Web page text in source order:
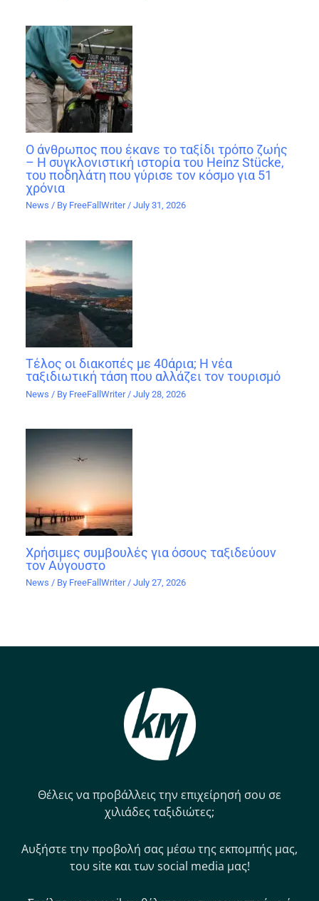
Ο άνθρωπος που έκανε το ταξίδι τρόπο ζωής
– Η συγκλονιστική ιστορία του Heinz Stücke,
του ποδηλάτη που γύρισε τον κόσμο για 51
χρόνια
News / By FreeFallWriter/July 31, 2026
Τέλος οι διακοπές με 40άρια; Η νέα
ταξιδιωτική τάση που αλλάζει τον τουρισμό
News / By FreeFallWriter /July 28, 2026
Χρήσιμες συμβουλές για όσους ταξιδεύουν
τον Αύγουστο
News / By FreeFallWriter/July 27, 2026
Θέλεις να προβάλλεις την επιχείρησή σου σε
χιλιάδες ταξιδιώτες;
Αυξήστε την προβολή σας μέσω της εκπομπής μας,
του site και των social media μας!